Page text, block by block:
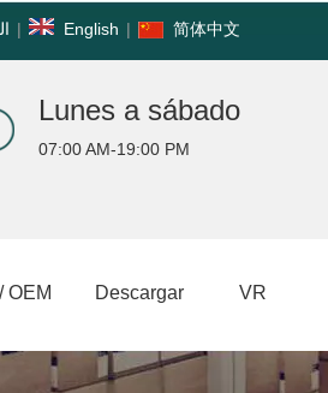
| English | 简体中文
Lunes a sábado
07:00 AM-19:00 PM
OEM Descargar VR